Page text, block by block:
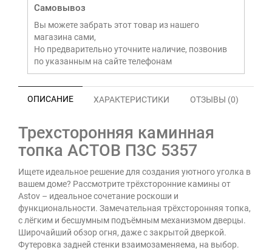
Самовывоз
Вы можете забрать этот товар из нашего
магазина сами,
Но предварительно уточните наличие, позвонив
по указанным на сайте телефонам
ОПИСАНИЕ ХАРАКТЕРИСТИКИ ОТЗЫВЫ (0)
Трехсторонняя каминная
топка АСТОВ П3С 5357
Ищете идеальное решение для создания уютного уголка в
вашем доме? Рассмотрите трёхсторонние камины от
Astov – идеальное сочетание роскоши и
функциональности. Замечательная трёхсторонняя топка,
с лёгким и бесшумным подъёмным механизмом дверцы.
Широчайший обзор огня, даже с закрытой дверкой.
Футеровка задней стенки взаимозаменяема, на выбор.